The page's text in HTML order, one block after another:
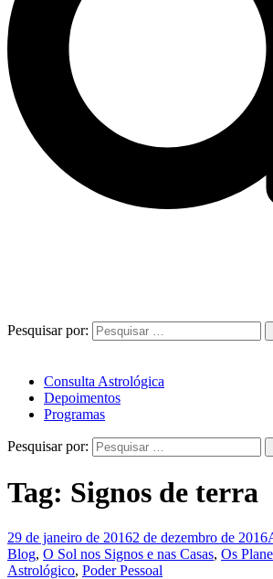
Pesquisar por:
Consulta Astrológica
Depoimentos
Programas
Pesquisar por:
Tag: Signos de terra
29 de janeiro de 20162 de dezembro de 2016
Blog, O Sol nos Signos e nas Casas, Os
Astrológico, Poder Pessoal